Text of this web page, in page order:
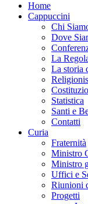
Home
Cappuccini
Chi
Dove
La
La storia
Statistica
Santi e
Contatti
Curia
Fraternità
Ministro
Ministro
Uffici e
Riunioni
Progetti